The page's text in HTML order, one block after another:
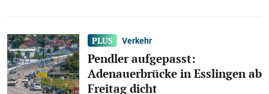
Verkehr
Pendler aufgepasst:
Adenauerbrücke in Esslingen ab
Freitag dicht